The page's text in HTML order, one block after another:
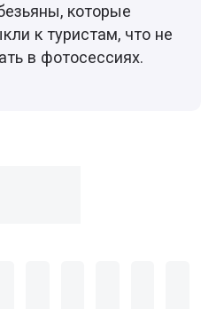
которые
к туристам, что не
в фотосессиях.